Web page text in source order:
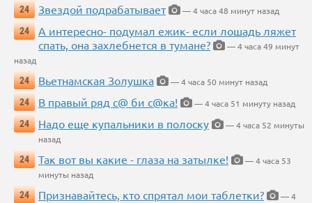
24
Звездой подрабатывает
— 4 часа 48 минут назад
24
А интересно- подумал ежик- если лошадь ляжет
спать, она захлебнется в тумане?
— 4 часа 49 минут
назад
24
Вьетнамская Золушка
— 4 часа 50 минут назад
24
В правый ряд с@ би с@ка!
— 4 часа 51 минуту назад
24
Надо еще купальники в полоску
— 4 часа 52 минуты
назад
24
Так вот вы какие - глаза на затылке!
— 4 часа 53
минуты назад
24
Признавайтесь, кто спрятал мои таблетки?
— 4